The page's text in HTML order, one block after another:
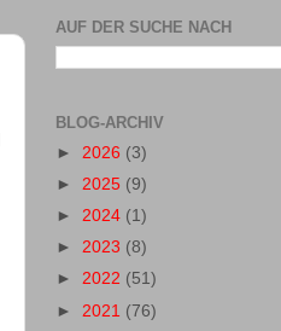
AUF DER SUCHE NACH
BLOG-ARCHIV
► 2026 (3)
► 2025 (9)
► 2024 (1)
► 2023 (8)
► 2022 (51)
► 2021 (76)